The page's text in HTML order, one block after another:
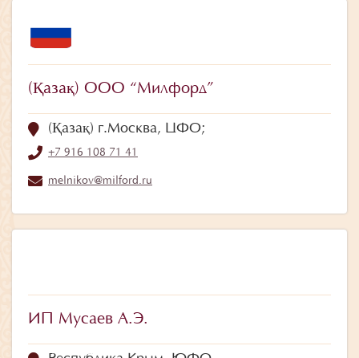
(Қазақ) ООО “Милфорд”
(Қазақ) г.Москва, ЦФО;
+7 916 108 71 41
melnikov@milford.ru
ИП Мусаев А.Э.